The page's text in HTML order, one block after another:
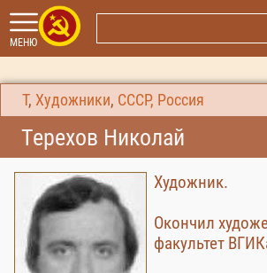
МЕНЮ
Т, Художники, СССР, Россия
Терехов Николай
Художник.
Окончил
факультет